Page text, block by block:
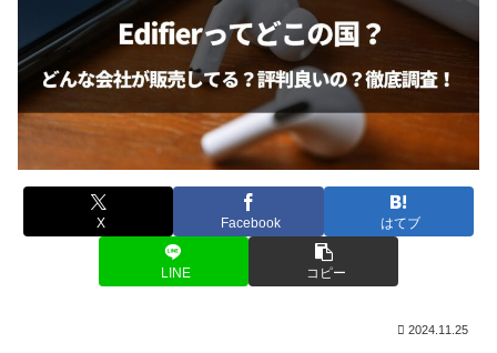
X Facebook はてブ
LINE コピー
2024.11.25